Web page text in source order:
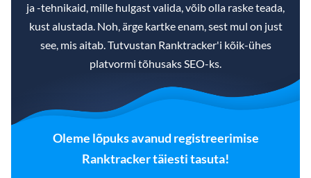
ja -tehnikaid, mille hulgast valida, võib olla raske teada,
kust alustada. Noh, ärge kartke enam, sest mul on just
see, mis aitab. Tutvustan Ranktracker'i kõik-ühes
platvormi tõhusaks SEO-ks.
Oleme lõpuks avanud registreerimise
Ranktracker täiesti tasuta!